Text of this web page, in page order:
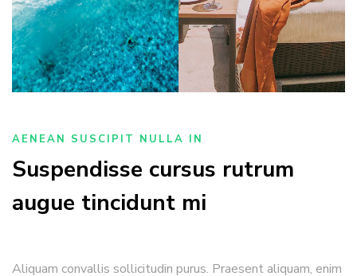
AENEAN SUSCIPIT NULLA IN
Suspendisse cursus rutrum
augue tincidunt mi
Aliquam convallis sollicitudin purus. Praesent aliquam, enim